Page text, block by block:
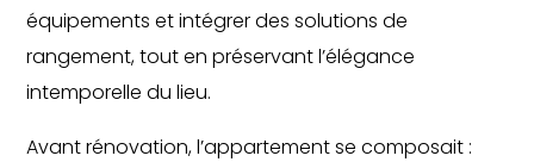
équipements et intégrer des solutions de
rangement, tout en préservant l’élégance
intemporelle du lieu.
Avant rénovation, l’appartement se composait :